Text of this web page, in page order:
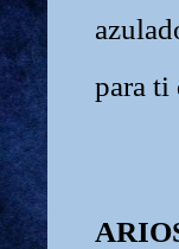
para ti